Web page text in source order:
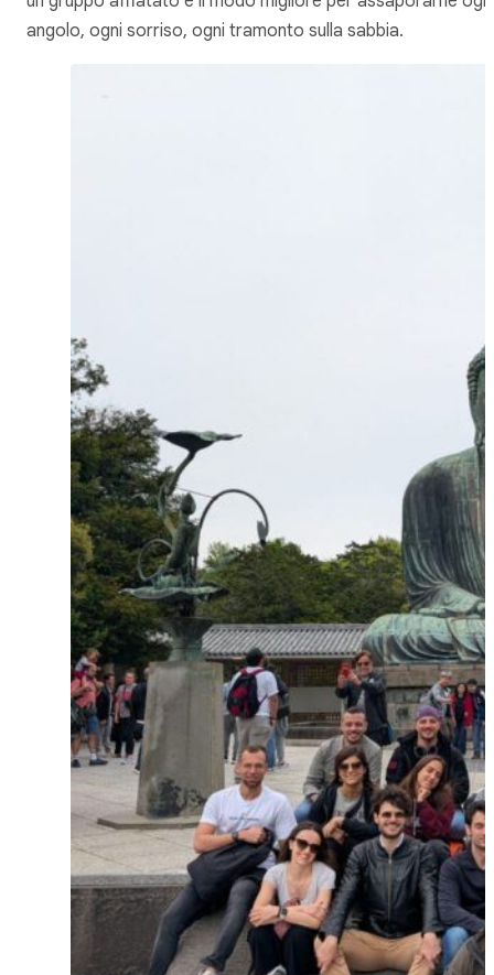
angolo, ogni sorriso, ogni tramonto sulla sabbia.